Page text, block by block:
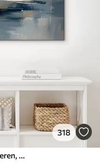
318
Absztrakció a vitorlásokkal a tengeren, akril stílusban, naplemente